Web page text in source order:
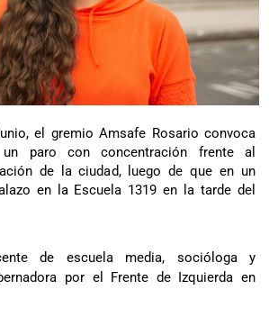
el gremio Amsafe Rosario convoca
paro con concentración frente al
de la ciudad, luego de que en un
en la Escuela 1319 en la tarde del
de escuela media, socióloga y
por el Frente de Izquierda en